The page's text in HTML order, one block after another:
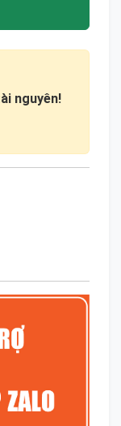
nguyên!